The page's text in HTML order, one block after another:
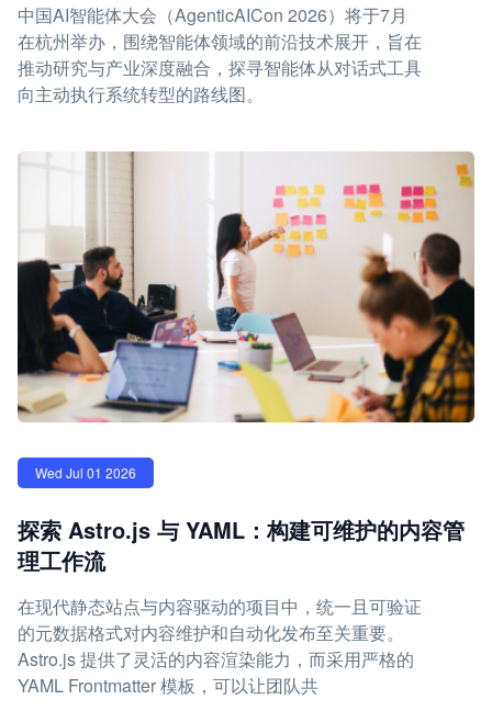
中国AI智能体大会（AgenticAICon 2026）将于7月
在杭州举办，围绕智能体领域的前沿技术展开，旨在
推动研究与产业深度融合，探寻智能体从对话式工具
向主动执行系统转型的路线图。
Wed Jul 01 2026
探索 Astro.js 与 YAML：构建可维护的内容管
理工作流
在现代静态站点与内容驱动的项目中，统一且可验证
的元数据格式对内容维护和自动化发布至关重要。
Astro.js 提供了灵活的内容渲染能力，而采用严格的
YAML Frontmatter 模板，可以让团队共